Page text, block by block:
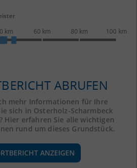
km 60 km 80 km 100 km
ABRUFEN
mehr Informationen für Ihre
sich in Osterholz-Scharmbeck
Hier erfahren Sie alle wichtigen
rund um dieses Grundstück.
STANDORTBERICHT ANZEIGEN